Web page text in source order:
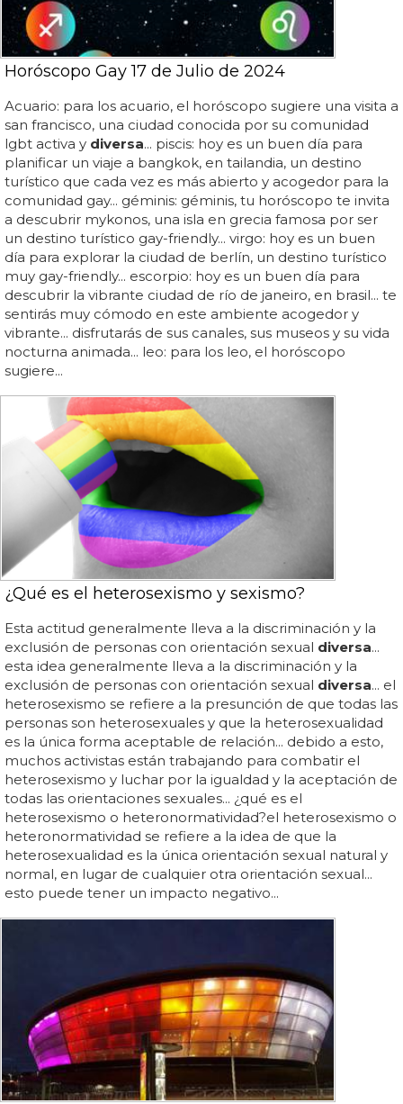
Horóscopo Gay 17 de Julio de 2024
Acuario: para los acuario, el horóscopo sugiere una visita a
san francisco, una ciudad conocida por su comunidad
lgbt activa y diversa... piscis: hoy es un buen día para
planificar un viaje a bangkok, en tailandia, un destino
turístico que cada vez es más abierto y acogedor para la
comunidad gay... géminis: géminis, tu horóscopo te invita
a descubrir mykonos, una isla en grecia famosa por ser
un destino turístico gay-friendly... virgo: hoy es un buen
día para explorar la ciudad de berlín, un destino turístico
muy gay-friendly... escorpio: hoy es un buen día para
descubrir la vibrante ciudad de río de janeiro, en brasil... te
sentirás muy cómodo en este ambiente acogedor y
vibrante... disfrutarás de sus canales, sus museos y su vida
nocturna animada... leo: para los leo, el horóscopo
sugiere...
¿Qué es el heterosexismo y sexismo?
Esta actitud generalmente lleva a la discriminación y la
exclusión de personas con orientación sexual diversa...
esta idea generalmente lleva a la discriminación y la
exclusión de personas con orientación sexual diversa... el
heterosexismo se refiere a la presunción de que todas las
personas son heterosexuales y que la heterosexualidad
es la única forma aceptable de relación... debido a esto,
muchos activistas están trabajando para combatir el
heterosexismo y luchar por la igualdad y la aceptación de
todas las orientaciones sexuales... ¿qué es el
heterosexismo o heteronormatividad?el heterosexismo o
heteronormatividad se refiere a la idea de que la
heterosexualidad es la única orientación sexual natural y
normal, en lugar de cualquier otra orientación sexual...
esto puede tener un impacto negativo...